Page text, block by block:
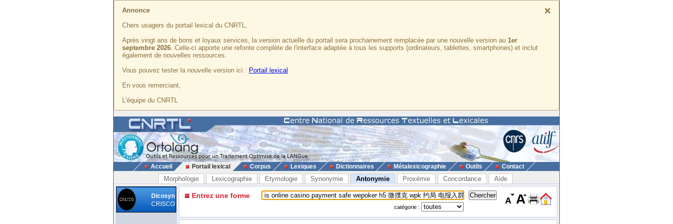
×
Annonce
Chers usagers du portail lexical du CNRTL,
Après vingt ans de bons et loyaux services, la version actuelle du portail sera prochainement remplacée par une nouvelle version au 1er
septembre 2026. Celle-ci apporte une refonte complète de l'interface adaptée à tous les supports (ordinateurs, tablettes, smartphones) et inclut
également de nouvelles ressources.
Vous pouvez tester la nouvelle version ici : Portail lexical
En vous remerciant,
L'équipe du CNRTL
Accueil Portail lexical Corpus Lexiques Dictionnaires Métalexicographie Outils Contact
Morphologie Lexicographie Etymologie Synonymie Antonymie Proxémie Concordance Aide
Dicosyn
CRISCO
Entrez une forme
catégorie :